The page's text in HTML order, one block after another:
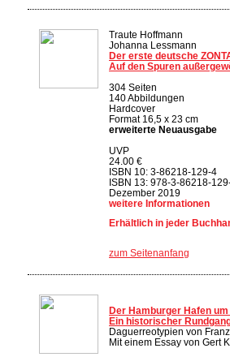
Traute Hoffmann
Johanna Lessmann
Der erste deutsche
Auf den Spuren
304 Seiten
140 Abbildungen
Hardcover
Format 16,5 x 23 cm
erweiterte Neuausgabe
UVP
24.00 €
ISBN 10: 3-86218-129-4
ISBN 13: 978-3-86218-
Dezember 2019
weitere Informationen
Erhältlich in jeder
zum Seitenanfang
Der Hamburger Hafen um
Ein historischer
Daguerreotypien von
Mit einem Essay von Gert